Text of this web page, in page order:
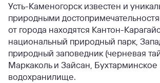
Усть-Каменогорск известен и
природными
от города находятся Кантон-
национальный природный парк,
природный заповедник (черневая
Маркаколь и Зайсан, Бухтарминское
водохранилище.